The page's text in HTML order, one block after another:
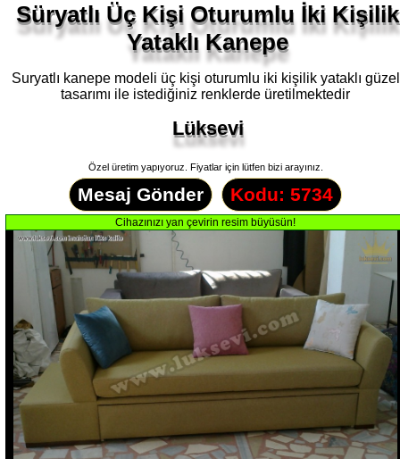
Süryatlı Üç Kişi Oturumlu İki Kişilik
Yataklı Kanepe
Suryatlı kanepe modeli üç kişi oturumlu iki kişilik yataklı güzel
tasarımı ile istediğiniz renklerde üretilmektedir
Lüksevi
Özel üretim yapıyoruz. Fiyatlar için lütfen bizi arayınız.
Mesaj Gönder Kodu: 5734